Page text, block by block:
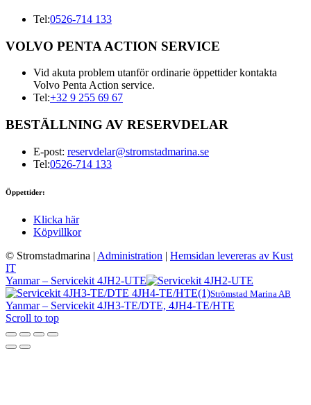
Tel:0526-714 133
VOLVO PENTA ACTION SERVICE
Vid akuta problem utanför ordinarie öppettider kontakta
Volvo Penta Action service.
Tel:+32 9 255 69 67
BESTÄLLNING AV RESERVDELAR
E-post: reservdelar@stromstadmarina.se
Tel:0526-714 133
Öppettider:
Klicka här
Köpvillkor
© Stromstadmarina | Administration | Hemsidan levereras av Kust
IT
Yanmar – Servicekit 4JH2-UTE
Strömstad Marina AB
Yanmar – Servicekit 4JH3-TE/DTE, 4JH4-TE/HTE
Scroll to top